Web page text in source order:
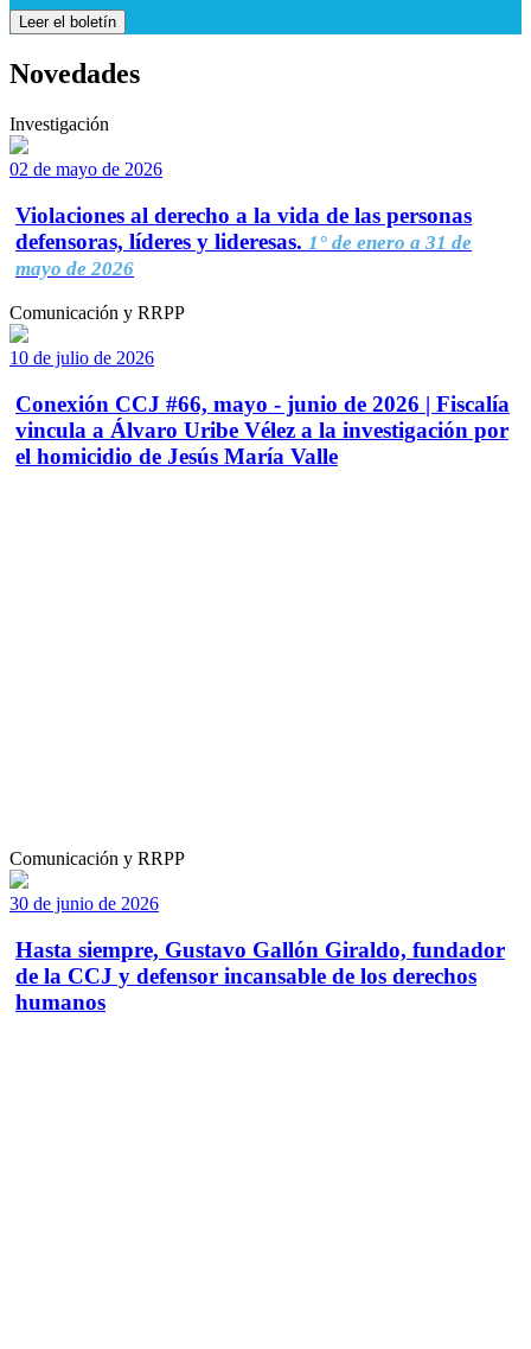
Leer el boletín
Novedades
Investigación
02 de mayo de 2026
Violaciones al derecho a la vida de las personas
defensoras, líderes y lideresas. 1° de enero a 31 de
mayo de 2026
Comunicación y RRPP
10 de julio de 2026
Conexión CCJ #66, mayo - junio de 2026 | Fiscalía
vincula a Álvaro Uribe Vélez a la investigación por
el homicidio de Jesús María Valle
Comunicación y RRPP
30 de junio de 2026
Hasta siempre, Gustavo Gallón Giraldo, fundador
de la CCJ y defensor incansable de los derechos
humanos